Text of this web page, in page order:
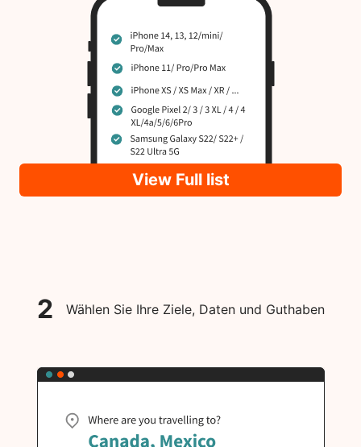
View Full list
2 Wählen Sie Ihre Ziele, Daten und Guthaben